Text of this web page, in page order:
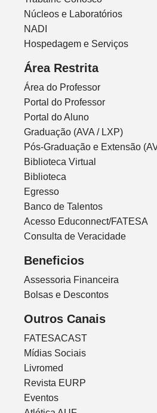
Núcleos e Laboratórios
NADI
Hospedagem e Serviços
Área Restrita
Área do Professor
Portal do Professor
Portal do Aluno
Graduação (AVA / LXP)
Pós-Graduação e Extensão
Biblioteca Virtual
Biblioteca
Egresso
Banco de Talentos
Acesso Educonnect/FATESA
Consulta de Veracidade
Beneficios
Assessoria Financeira
Bolsas e Descontos
Outros Canais
FATESACAST
Mídias Sociais
Livromed
Revista EURP
Eventos